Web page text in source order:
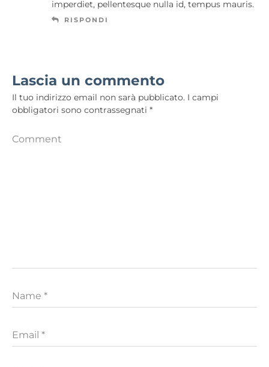
imperdiet, pellentesque nulla id, tempus mauris.
RISPONDI
Lascia un commento
Il tuo indirizzo email non sarà pubblicato. I campi
obbligatori sono contrassegnati *
Comment
Name *
Email *